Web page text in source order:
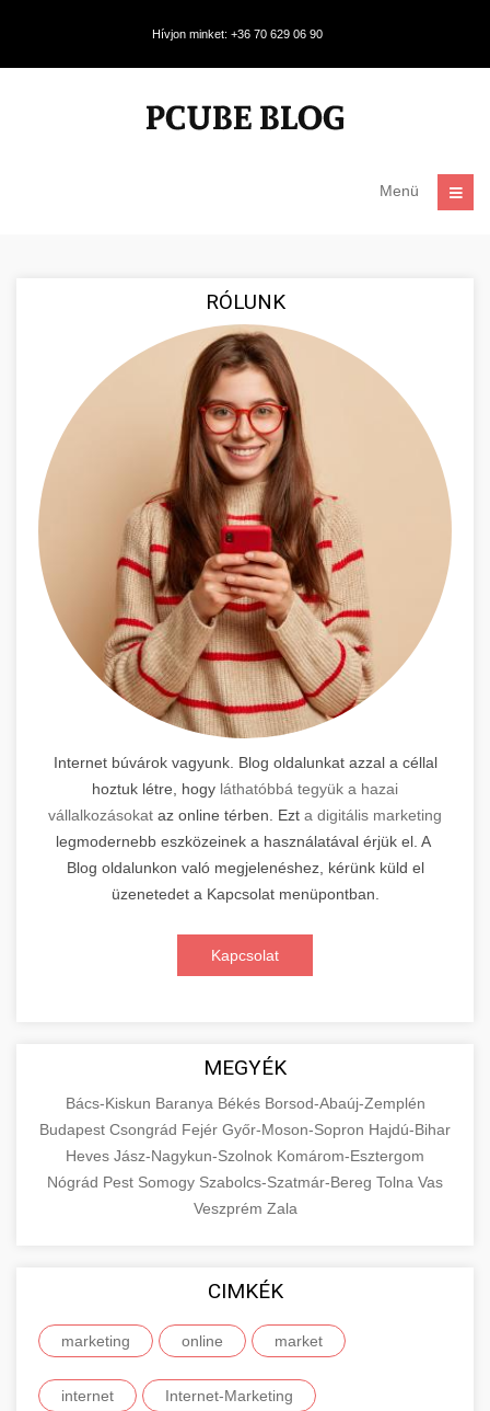
Hívjon minket: +36 70 629 06 90
Menü
RÓLUNK
Internet búvárok vagyunk. Blog oldalunkat azzal a céllal
hoztuk létre, hogy láthatóbbá tegyük a hazai
vállalkozásokat az online térben. Ezt a digitális marketing
legmodernebb eszközeinek a használatával érjük el. A
Blog oldalunkon való megjelenéshez, kérünk küld el
üzenetedet a Kapcsolat menüpontban.
Kapcsolat
MEGYÉK
Bács-Kiskun Baranya Békés Borsod-Abaúj-Zemplén
Budapest Csongrád Fejér Győr-Moson-Sopron Hajdú-Bihar
Heves Jász-Nagykun-Szolnok Komárom-Esztergom
Nógrád Pest Somogy Szabolcs-Szatmár-Bereg Tolna Vas
Veszprém Zala
CIMKÉK
marketing online market
internet Internet-Marketing